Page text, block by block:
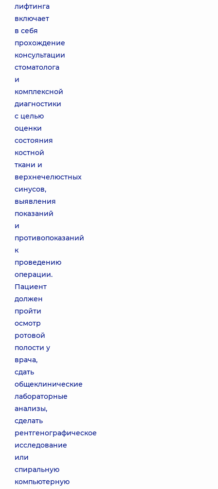
лифтинга
включает
в себя
прохождение
консультации
стоматолога
и
комплексной
диагностики
с целью
оценки
состояния
костной
ткани и
верхнечелюстных
синусов,
выявления
показаний
и
противопоказаний
к
проведению
операции.
Пациент
должен
пройти
осмотр
ротовой
полости у
врача,
сдать
общеклинические
лабораторные
анализы,
сделать
рентгенографическое
исследование
или
спиральную
компьютерную